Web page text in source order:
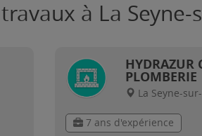
à La Seyne-
HYDRAZUR
PLOMBERIE
La Seyne-
7 ans d'expérience